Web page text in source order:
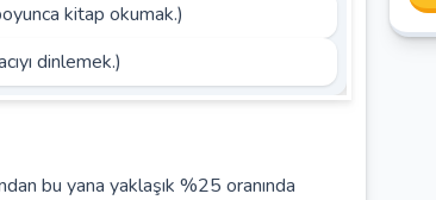
kitap okumak.)
dinlemek.)
bu yana yaklaşık %25 oranında